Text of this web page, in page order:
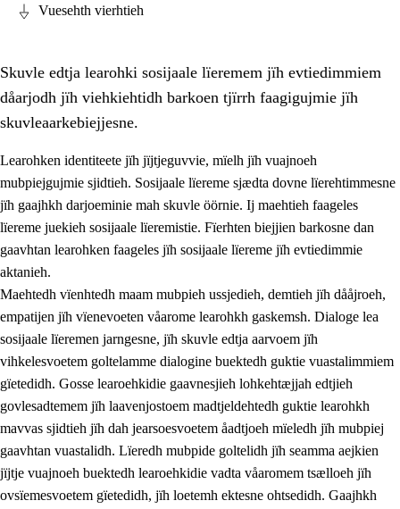
2. Lïeremen, evtiedimmien jïh skearkagimmien prinsihph
2.1
2.2 Maahtoe faagine
2.3 Vihkeles tjiehpiesvoeth
2.4 Lïeredh lïeredh
Dåaresthfaageles teemah
Vuesehth vierhtieh
Skuvle edtja learohki sosijaale lïeremem jïh evtiedimmiem
dåarjodh jïh viehkiehtidh barkoen tjïrrh faagigujmie jïh
skuvleaarkebiejjesne.
Learohken identiteete jïh jïjtjeguvvie, mïelh jïh vuajnoeh
mubpiejgujmie sjidtieh. Sosijaale lïereme sjædta dovne lïerehtimmesne
jïh gaajhkh darjoeminie mah skuvle öörnie. Ij maehtieh faageles
lïereme juekieh sosijaale lïeremistie. Fïerhten biejjien barkosne dan
gaavhtan learohken faageles jïh sosijaale lïereme jïh evtiedimmie
aktanieh.
Maehtedh vïenhtedh maam mubpieh ussjedieh, demtieh jïh dååjroeh,
empatijen jïh vïenevoeten våarome learohkh gaskemsh. Dialoge lea
sosijaale lïeremen jarngesne, jïh skuvle edtja aarvoem jïh
vihkelesvoetem goltelamme dialogine buektedh guktie vuastalimmiem
gïetedidh. Gosse learoehkidie gaavnesjieh lohkehtæjjah edtjieh
govlesadtemem jïh laavenjostoem madtjeldehtedh guktie learohkh
mavvas sjidtieh jïh dah jearsoesvoetem åadtjoeh mïeledh jïh mubpiej
gaavhtan vuastalidh. Lïeredh mubpide goltelidh jïh seamma aejkien
jïjtje vuajnoeh buektedh learoehkidie vadta våaromem tsælloeh jïh
ovsïemesvoetem gïetedidh, jïh loetemh ektesne ohtsedidh. Gaajhkh